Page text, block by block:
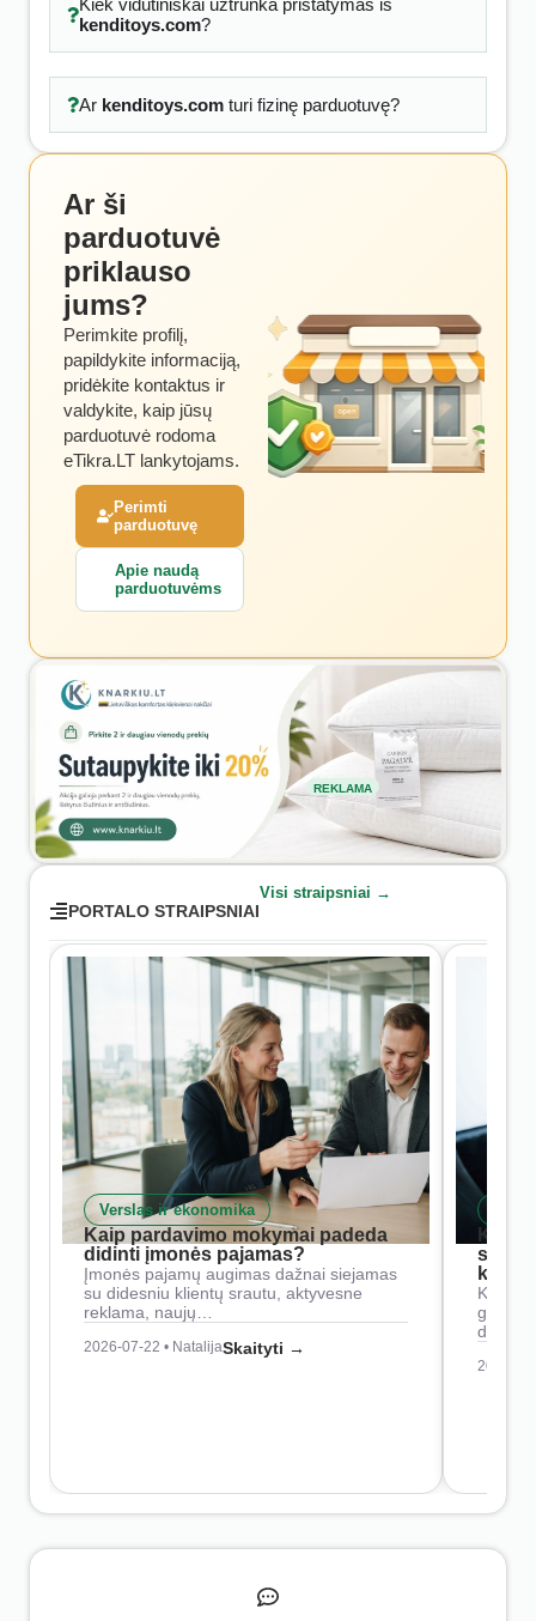
Kiek vidutiniškai užtrunka pristatymas iš
kenditoys.com?
Ar kenditoys.comturi fizinę parduotuvę?
Ar ši
parduotuvė
priklauso
jums?
Perimkite profilį,
papildykite informaciją,
pridėkite kontaktus ir
valdykite, kaip jūsų
parduotuvė rodoma
eTikra.LT lankytojams.
Perimti
parduotuvę
Apie naudą
parduotuvėms
REKLAMA
PORTALO STRAIPSNIAI
Visi straipsniai →
Verslas ir ekonomika
Kaip pardavimo mokymai padeda
didinti įmonės pajamas?
Įmonės pajamų augimas dažnai siejamas
su didesniu klientų srautu, aktyvesne
reklama, naujų…
2026-07-22 • NatalijaSkaityti →
Kaip
2026-